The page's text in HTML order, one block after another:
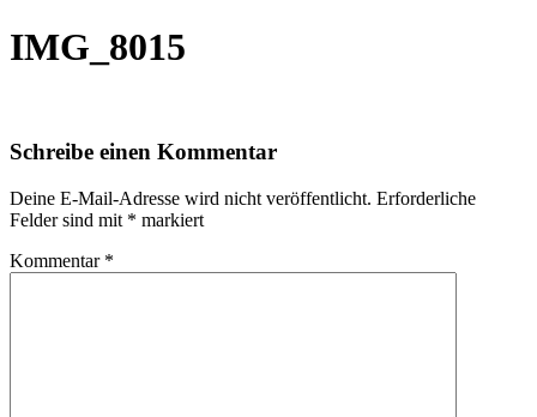
IMG_8015
Schreibe einen Kommentar
Deine E-Mail-Adresse wird nicht veröffentlicht. Erforderliche
Felder sind mit * markiert
Kommentar *